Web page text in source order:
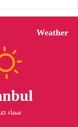
Weather
سماء